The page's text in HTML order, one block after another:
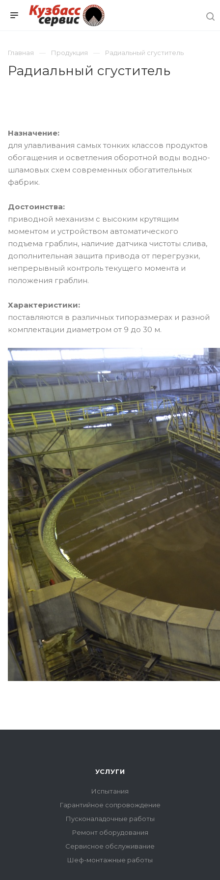
Главная Продукция Радиальный сгуститель
Радиальный сгуститель
Назначение:
для улавливания самых тонких классов продуктов
обогащения и осветления оборотной воды водно-
шламовых схем современных обогатительных
фабрик.
Достоинства:
приводной механизм с высоким крутящим
моментом и устройством автоматического
подъема граблин, наличие датчика чистоты слива,
дополнительная защита привода от перегрузки,
непрерывный контроль текущего момента и
положения граблин.
Характеристики:
поставляются в различных типоразмерах и разной
комплектации диаметром от 9 до 30 м.
УСЛУГИ
Испытания
Гарантийное сопровождение
Пусконаладочные работы
Ремонт оборудования
Сервисное обслуживание
Шеф-монтажные работы